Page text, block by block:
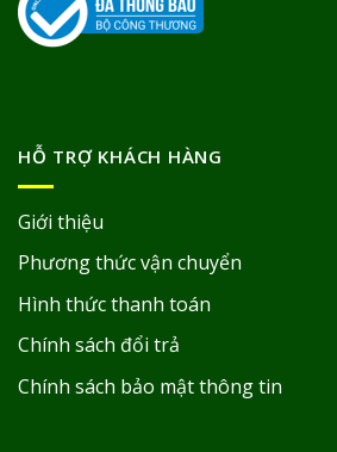
HỖ TRỢ KHÁCH HÀNG
Giới thiệu
Phương thức vận chuyển
Hình thức thanh toán
Chính sách đổi trả
Chính sách bảo mật thông tin